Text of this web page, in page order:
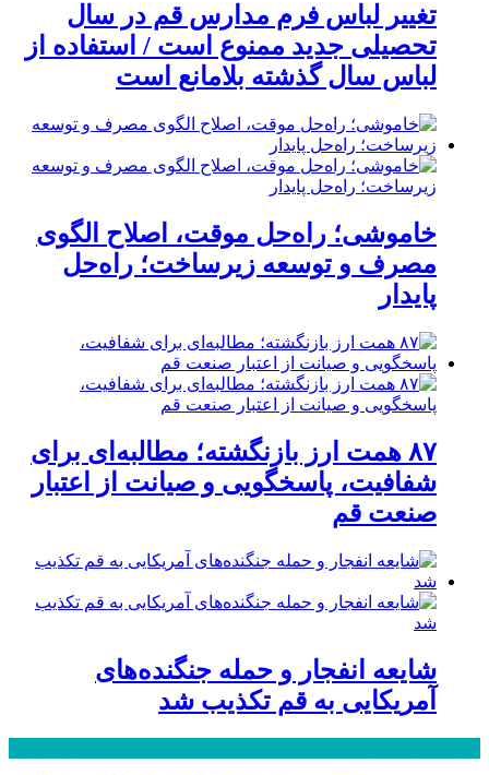
تغییر لباس فرم مدارس قم در سال
تحصیلی جدید ممنوع است / استفاده از
لباس سال گذشته بلامانع است
خاموشی؛ راه‌حل موقت، اصلاح الگوی
مصرف و توسعه زیرساخت؛ راه‌حل
پایدار
۸۷ همت ارز بازنگشته؛ مطالبه‌ای برای
شفافیت، پاسخگویی و صیانت از اعتبار
صنعت قم
شایعه انفجار و حمله جنگنده‌های
آمریکایی به قم تکذیب شد